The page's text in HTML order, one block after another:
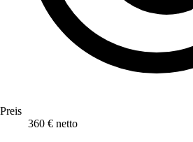
Preis
360 € netto